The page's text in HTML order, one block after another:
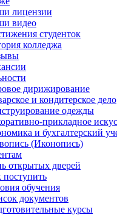
лицензии
видео
студенток
колледжа
дирижирование
и кондитерское дело
одежды
прикладное
и бухгалтерский
(Иконопись)
открытых дверей
поступить
обучения
документов
курсы